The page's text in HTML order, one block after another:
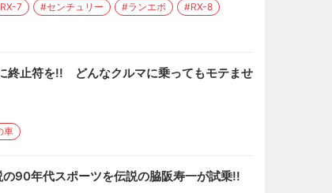
7 #センチュリー #ランエボ
#RX-8
終止符を!! どんなクルマに乗ってもモテませ
車
の90年代スポーツを伝説の脇阪寿一が試乗!!